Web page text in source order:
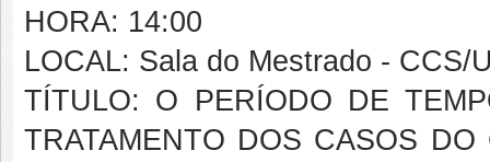
HORA: 14:00
LOCAL: Sala do Mestrado - CCS/
TÍTULO: O PERÍODO DE
TRATAMENTO DOS CASOS